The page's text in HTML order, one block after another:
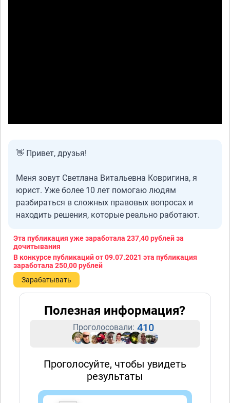
👋 Привет, друзья!
Меня зовут Светлана Витальевна Ковригина, я
юрист. Уже более 10 лет помогаю людям
разбираться в сложных правовых вопросах и
находить решения, которые реально работают.
Эта публикация уже заработала 237,40 рублейза
дочитывания
В конкурсе публикаций от 09.07.2021 эта публикация
заработала 250,00 рублей
Зарабатывать
Полезная информация?
Проголосовали: 410
Проголосуйте, чтобы увидеть
результаты